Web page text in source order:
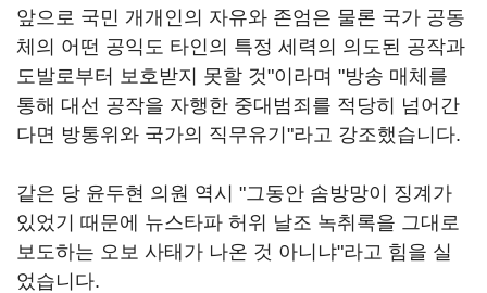
앞으로 국민 개개인의 자유와 존엄은 물론 국가 공동
체의 어떤 공익도 타인의 특정 세력의 의도된 공작과
도발로부터 보호받지 못할 것"이라며 "방송 매체를
통해 대선 공작을 자행한 중대범죄를 적당히 넘어간
다면 방통위와 국가의 직무유기"라고 강조했습니다.
같은 당 윤두현 의원 역시 "그동안 솜방망이 징계가
있었기 때문에 뉴스타파 허위 날조 녹취록을 그대로
보도하는 오보 사태가 나온 것 아니냐"라고 힘을 실
었습니다.